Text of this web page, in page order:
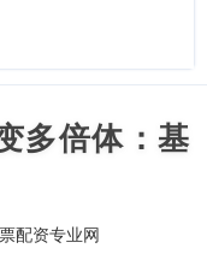
多倍体：基
配资专业网